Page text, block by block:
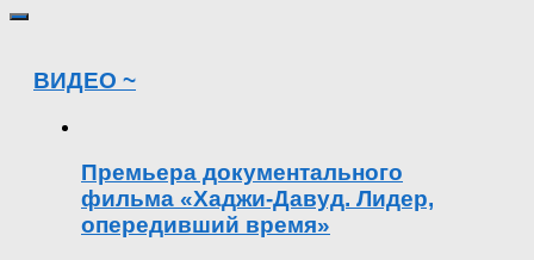
ВИДЕО ~
Премьера документального
фильма «Хаджи-Давуд. Лидер,
опередивший время»